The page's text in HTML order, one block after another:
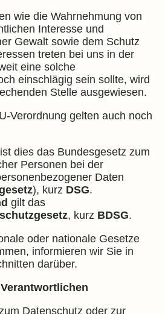
wie die Wahrnehmung von
Interesse und
Gewalt sowie dem Schutz
treten bei uns in der
eine solche
einschlägig sein sollte, wird
Stelle ausgewiesen.
Verordnung gelten auch noch
ist dies das Bundesgesetz zum
Personen bei der
Daten
), kurz DSG.
gilt das
, kurz BDSG.
oder nationale Gesetze
informieren wir Sie in
darüber.
Datenschutz oder zur